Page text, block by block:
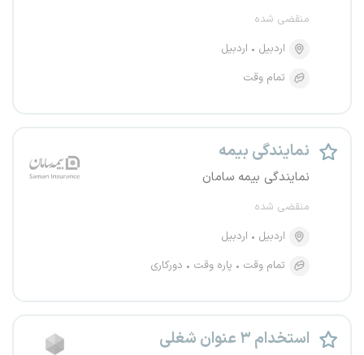
منقضی شده
اردبیل
اردبیل
تمام وقت
نمایندگی بیمه
نمایندگی بیمه سامان
منقضی شده
اردبیل
اردبیل
تمام وقت
پاره وقت دورکاری
استخدام ۳ عنوان شغلی